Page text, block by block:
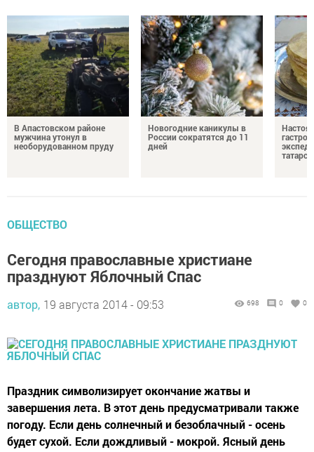
В Апастовском районе
мужчина утонул в
необорудованном пруду
Новогодние каникулы в
России сократятся до 11
дней
ОБЩЕСТВО
Сегодня православные христиане
празднуют Яблочный Спас
автор, 19 августа 2014 - 09:53 698 0 0
Праздник символизирует окончание жатвы и
завершения лета. В этот день предусматривали также
погоду. Если день солнечный и безоблачный - осень
будет сухой. Если дождливый - мокрой. Ясный день